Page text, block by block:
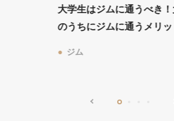
大学生はジムに通うべき
のうちにジムに通うメリッ
ジム